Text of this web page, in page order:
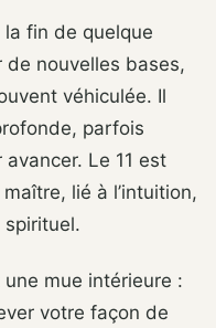
la fin de quelque
nouvelles bases,
véhiculée. Il
parfois
Le 11 est
lié à l’intuition,
une mue intérieure :
votre façon de